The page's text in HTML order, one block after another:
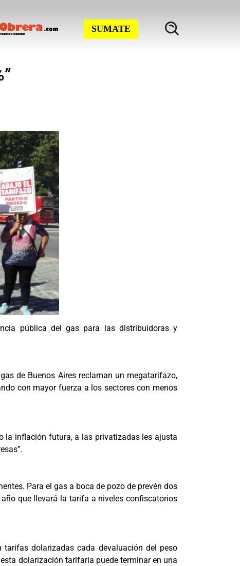
SUMATE
pública del gas para las distribuidoras y
de Buenos Aires reclaman un megatarifazo,
con mayor fuerza a los sectores con menos
la inflación futura, a las privatizadas les ajusta
Para el gas a boca de pozo de prevén dos
que llevará la tarifa a niveles confiscatorios
dolarizadas cada devaluación del peso
dolarización tarifaria puede terminar en una